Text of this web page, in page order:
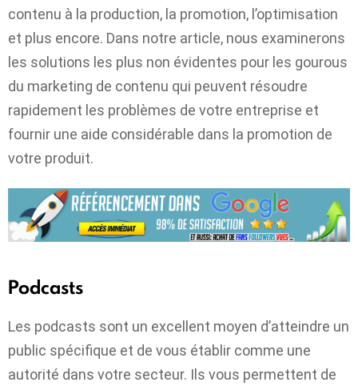
contenu à la production, la promotion, l’optimisation
et plus encore. Dans notre article, nous examinerons
les solutions les plus non évidentes pour les gourous
du marketing de contenu qui peuvent résoudre
rapidement les problèmes de votre entreprise et
fournir une aide considérable dans la promotion de
votre produit.
Podcasts
Les podcasts sont un excellent moyen d’atteindre un
public spécifique et de vous établir comme une
autorité dans votre secteur. Ils vous permettent de